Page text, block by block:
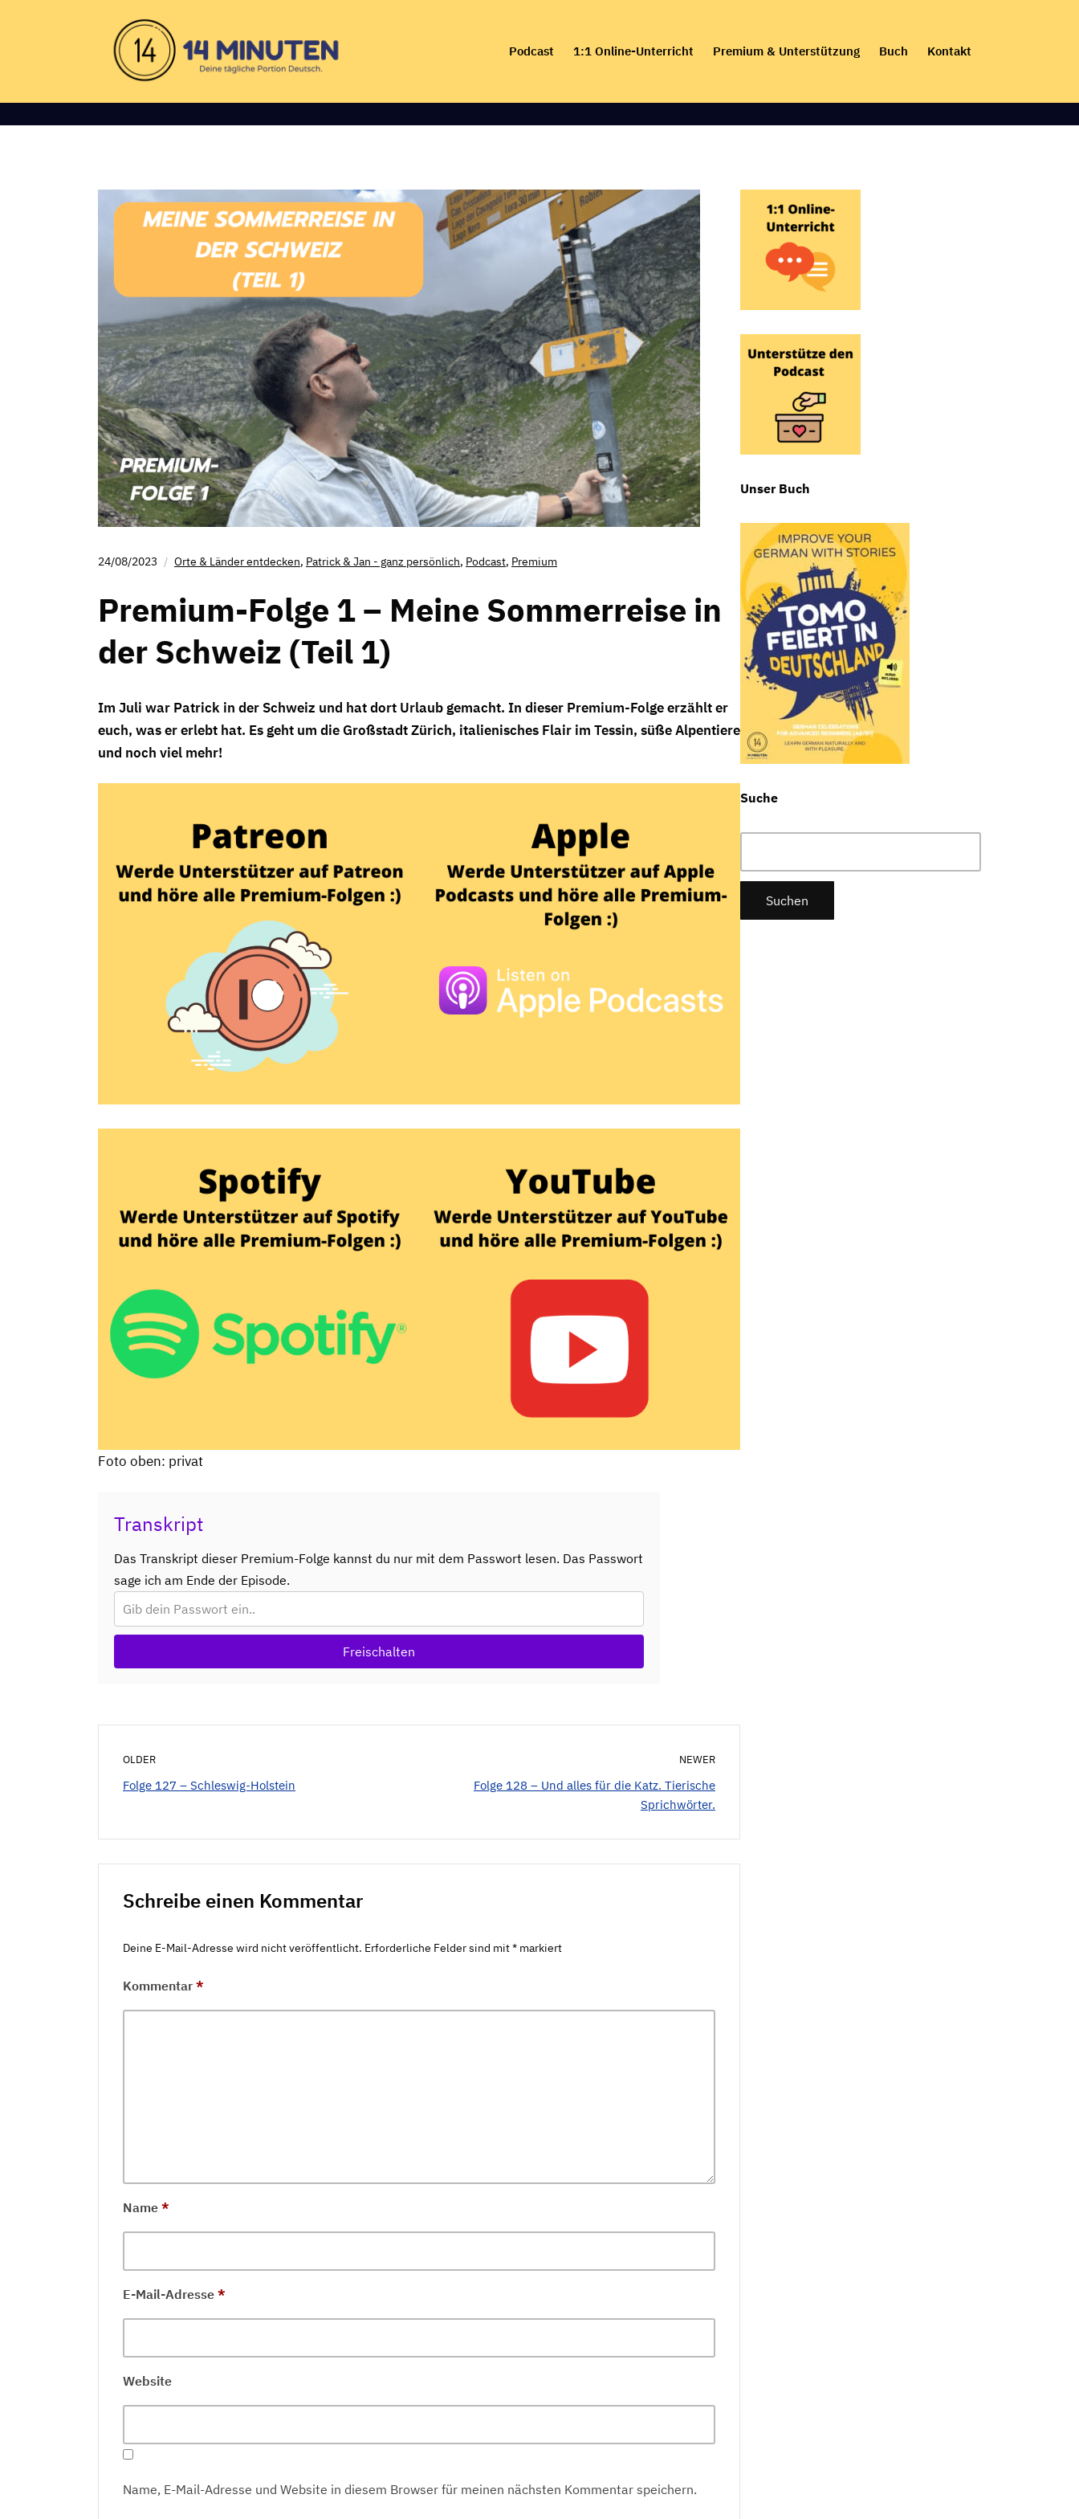
content
Podcast 1:1 Online-Unterricht Premium & Unterstützung Buch Kontakt
24/08/2023 Orte & Länder entdecken, Patrick & Jan - ganz persönlich, Podcast, Premium
Premium-Folge 1 – Meine Sommerreise in
der Schweiz (Teil 1)
Im Juli war Patrick in der Schweiz und hat dort Urlaub gemacht. In dieser Premium-Folge erzählt er
euch, was er erlebt hat. Es geht um die Großstadt Zürich, italienisches Flair im Tessin, süße Alpentiere
und noch viel mehr!
Foto oben: privat
Transkript
Das Transkript dieser Premium-Folge kannst du nur mit dem Passwort lesen. Das Passwort
sage ich am Ende der Episode.
Freischalten
OLDER
Folge 127 – Schleswig-Holstein
NEWER
Folge 128 – Und alles für die Katz. Tierische
Sprichwörter.
Schreibe einen Kommentar
Deine E-Mail-Adresse wird nicht veröffentlicht. Erforderliche Felder sind mit* markiert
Kommentar *
Name *
E-Mail-Adresse *
Website
Name, E-Mail-Adresse und Website in diesem Browser für meinen nächsten Kommentar speichern.
Unser Buch
Suche